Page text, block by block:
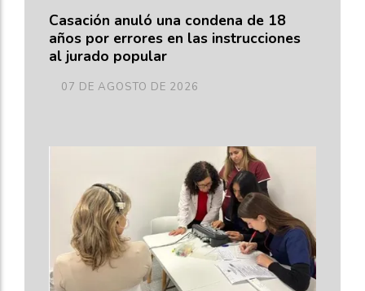
Casación anuló una condena de 18
años por errores en las instrucciones
al jurado popular
07 DE AGOSTO DE 2026